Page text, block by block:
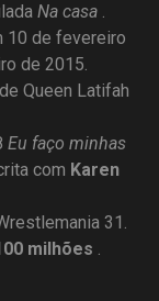
Na casa .
10 de fevereiro
de 2015.
Queen Latifah
Eu faço minhas
com Karen
31.
milhões .